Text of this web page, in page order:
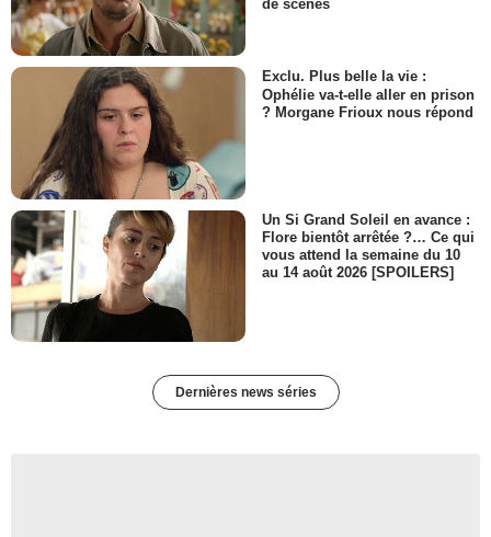
de scènes
Exclu. Plus belle la vie :
Ophélie va-t-elle aller en prison
? Morgane Frioux nous répond
Un Si Grand Soleil en avance :
Flore bientôt arrêtée ?… Ce qui
vous attend la semaine du 10
au 14 août 2026 [SPOILERS]
Dernières news séries